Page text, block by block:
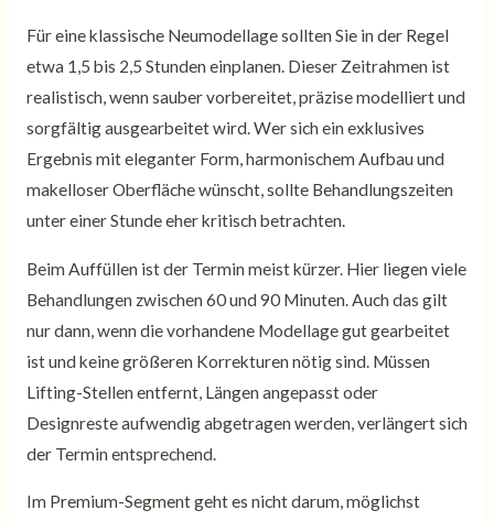
Für eine klassische Neumodellage sollten Sie in der Regel
etwa 1,5 bis 2,5 Stunden einplanen. Dieser Zeitrahmen ist
realistisch, wenn sauber vorbereitet, präzise modelliert und
sorgfältig ausgearbeitet wird. Wer sich ein exklusives
Ergebnis mit eleganter Form, harmonischem Aufbau und
makelloser Oberfläche wünscht, sollte Behandlungszeiten
unter einer Stunde eher kritisch betrachten.
Beim Auffüllen ist der Termin meist kürzer. Hier liegen viele
Behandlungen zwischen 60 und 90 Minuten. Auch das gilt
nur dann, wenn die vorhandene Modellage gut gearbeitet
ist und keine größeren Korrekturen nötig sind. Müssen
Lifting-Stellen entfernt, Längen angepasst oder
Designreste aufwendig abgetragen werden, verlängert sich
der Termin entsprechend.
Im Premium-Segment geht es nicht darum, möglichst